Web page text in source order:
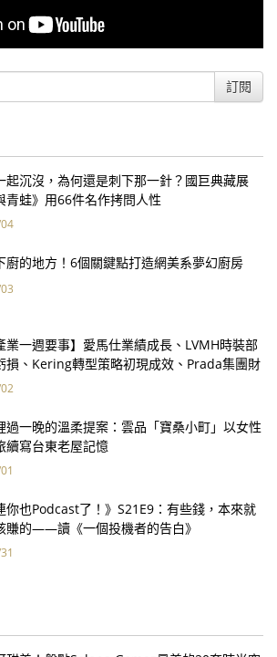
訂閱
起沉沒，為何還是刺下那一針？國巨典藏展
青蛙》用66件名作拷問人性
廚的地方！6個關鍵點打造網美系夢幻廚房
業一週要事】愛馬仕業績成長、LVMH時裝部
損、Kering轉型策略初現成效、Prada集團財
過一晚的溫柔提案：雲品「寶桑小町」以女性
續寫台東老屋記憶
你也Podcast了！》S21E9：有些錢，本來就
賺的——讀《一個投機者的告白》